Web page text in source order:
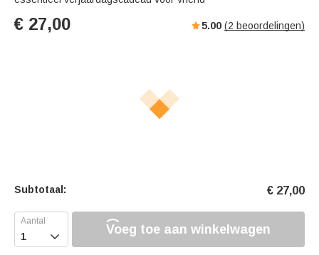
€ 27,00 5.00 (2 beoordelingen)
Subtotaal: € 27,00
 Voeg toe aan winkelwagen